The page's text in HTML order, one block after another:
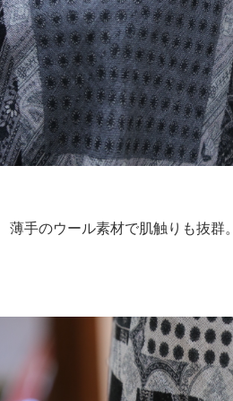
薄手のウール素材で肌触りも抜群。